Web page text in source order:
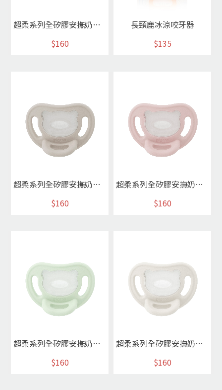
超柔系列全矽膠安撫奶嘴L(海鹽藍)
$160
長頸鹿冰涼咬牙器
$135
超柔系列全矽膠安撫奶嘴L(燕麥灰)
$160
超柔系列全矽膠安撫奶嘴L(玫瑰粉)
$160
超柔系列全矽膠安撫奶嘴M(薄荷綠)
$160
超柔系列全矽膠安撫奶嘴M(象牙白)
$160